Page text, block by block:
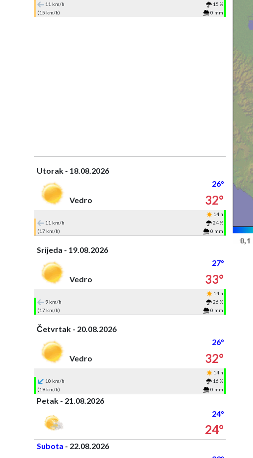
11 km/h
15 %
(15 km/h)
0 mm
Utorak - 18.08.2026
26°
Vedro
32°
14 h
11 km/h
24 %
(17 km/h)
0 mm
Srijeda - 19.08.2026
27°
Vedro
33°
14 h
9 km/h
26 %
(17 km/h)
0 mm
Četvrtak - 20.08.2026
26°
Vedro
32°
14 h
10 km/h
16 %
(19 km/h)
0 mm
Petak - 21.08.2026
24°
24°
Subota - 22.08.2026